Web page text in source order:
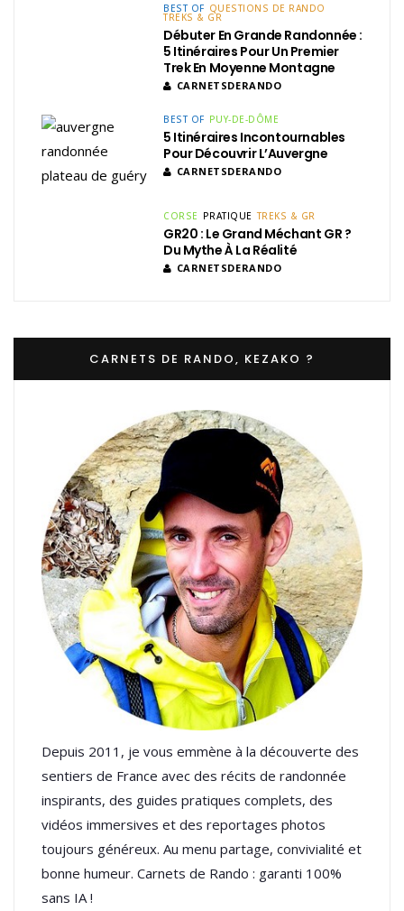
BEST OF QUESTIONS DE RANDO
TREKS & GR
Débuter En Grande Randonnée :
5 Itinéraires Pour Un Premier
Trek En Moyenne Montagne
CARNETSDERANDO
BEST OF PUY-DE-DÔME
5 Itinéraires Incontournables
Pour Découvrir L’Auvergne
CARNETSDERANDO
CORSE PRATIQUE TREKS & GR
GR20 : Le Grand Méchant GR ?
Du Mythe À La Réalité
CARNETSDERANDO
CARNETS DE RANDO, KEZAKO ?
Depuis 2011, je vous emmène à la découverte des
sentiers de France avec des récits de randonnée
inspirants, des guides pratiques complets, des
vidéos immersives et des reportages photos
toujours généreux. Au menu partage, convivialité et
bonne humeur. Carnets de Rando : garanti 100%
sans IA !